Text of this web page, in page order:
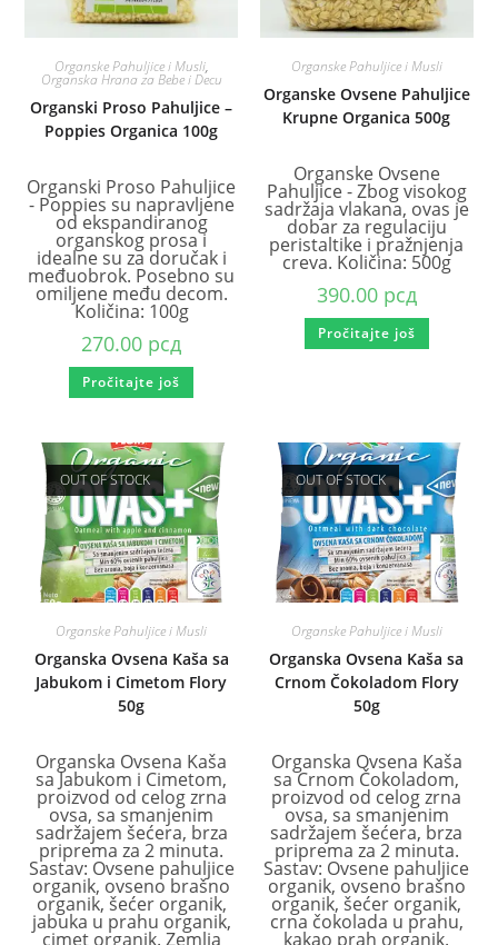
Organske Pahuljice i Musli,
Organska Hrana za Bebe i Decu
Organski Proso Pahuljice –
Poppies Organica 100g
Organski Proso Pahuljice
- Poppies su napravljene
od ekspandiranog
organskog prosa i
idealne su za doručak i
međuobrok. Posebno su
omiljene među decom.
Količina: 100g
270.00 рсд
Pročitajte još
Organske Pahuljice i Musli
Organske Ovsene Pahuljice
Krupne Organica 500g
Organske Ovsene
Pahuljice - Zbog visokog
sadržaja vlakana, ovas je
dobar za regulaciju
peristaltike i pražnjenja
creva. Količina: 500g
390.00 рсд
Pročitajte još
OUT OF STOCK
Organske Pahuljice i Musli
Organska Ovsena Kaša sa
Jabukom i Cimetom Flory
50g
Organska Ovsena Kaša
sa Jabukom i Cimetom,
proizvod od celog zrna
ovsa, sa smanjenim
sadržajem šećera, brza
priprema za 2 minuta.
Sastav: Ovsene pahuljice
organik, ovseno brašno
organik, šećer organik,
jabuka u prahu organik,
cimet organik. Zemlja
OUT OF STOCK
Organske Pahuljice i Musli
Organska Ovsena Kaša sa
Crnom Čokoladom Flory
50g
Organska Ovsena Kaša
sa Crnom Čokoladom,
proizvod od celog zrna
ovsa, sa smanjenim
sadržajem šećera, brza
priprema za 2 minuta.
Sastav: Ovsene pahuljice
organik, ovseno brašno
organik, šećer organik,
crna čokolada u prahu,
kakao prah organik.